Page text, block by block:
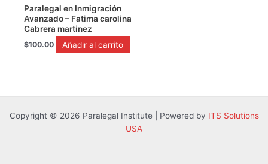
Paralegal en Inmigración
Avanzado – Fatima carolina
Cabrera martinez
$100.00 Añadir al carrito
Copyright © 2026 Paralegal Institute | Powered by ITS Solutions
USA